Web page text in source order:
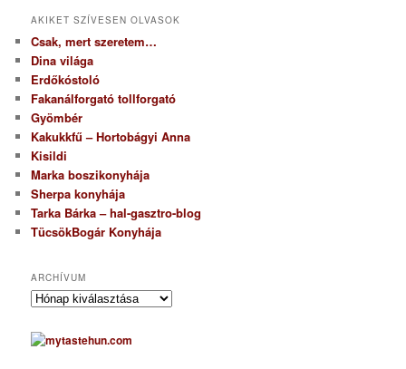
AKIKET SZÍVESEN OLVASOK
Csak, mert szeretem…
Dina világa
Erdőkóstoló
Fakanálforgató tollforgató
Gyömbér
Kakukkfű – Hortobágyi Anna
Kisildi
Marka boszikonyhája
Sherpa konyhája
Tarka Bárka – hal-gasztro-blog
TücsökBogár Konyhája
ARCHÍVUM
A
c
h